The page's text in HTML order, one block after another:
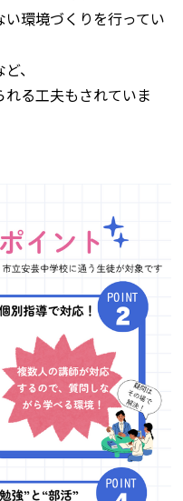
い環境づくりを行ってい
、
る工夫もされていま